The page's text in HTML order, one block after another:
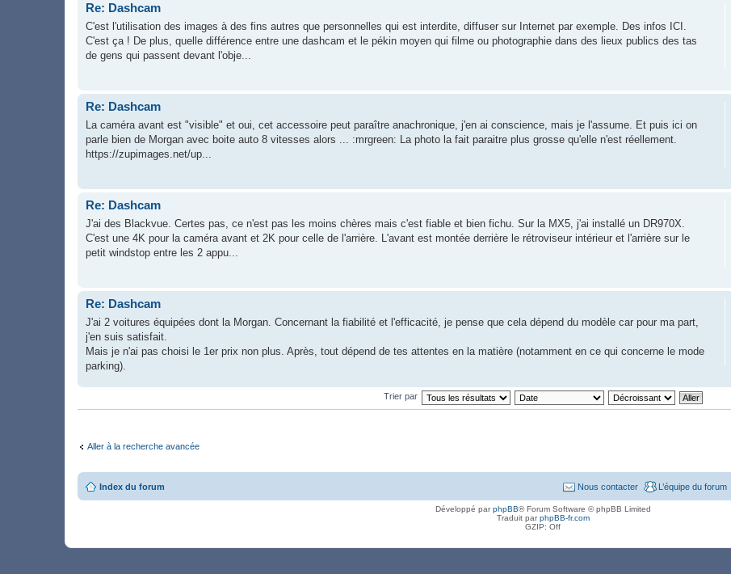
Re: Dashcam
C'est l'utilisation des images à des fins autres que personnelles qui est interdite, diffuser sur Internet par exemple. Des infos ICI.
C'est ça ! De plus, quelle différence entre une dashcam et le pékin moyen qui filme ou photographie dans des lieux publics des tas
de gens qui passent devant l'obje...
Re: Dashcam
La caméra avant est "visible" et oui, cet accessoire peut paraître anachronique, j'en ai conscience, mais je l'assume. Et puis ici on
parle bien de Morgan avec boite auto 8 vitesses alors ... :mrgreen: La photo la fait paraitre plus grosse qu'elle n'est réellement.
https://zupimages.net/up...
Re: Dashcam
J'ai des Blackvue. Certes pas, ce n'est pas les moins chères mais c'est fiable et bien fichu. Sur la MX5, j'ai installé un DR970X.
C'est une 4K pour la caméra avant et 2K pour celle de l'arrière. L'avant est montée derrière le rétroviseur intérieur et l'arrière sur le
petit windstop entre les 2 appu...
Re: Dashcam
J'ai 2 voitures équipées dont la Morgan. Concernant la fiabilité et l'efficacité, je pense que cela dépend du modèle car pour ma part,
j'en suis satisfait.
Mais je n'ai pas choisi le 1er prix non plus. Après, tout dépend de tes attentes en la matière (notamment en ce qui concerne le mode
parking).
Trier par
Aller à la recherche avancée
Index du forum L’équipe du forum
Nous contacter
Développé parphpBB® Forum Software © phpBB Limited
Traduit parphpBB-fr.com
GZIP: Off